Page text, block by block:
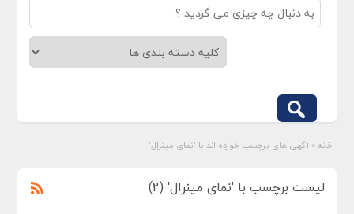
خانه » آگهی های برچسب خورده اند با "نمای مینرال"
لیست برچسب با 'نمای مینرال' (2)